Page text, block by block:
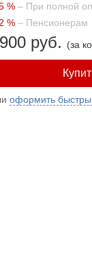
% – При полной
% – Пенсионерам
руб. (за
оформить